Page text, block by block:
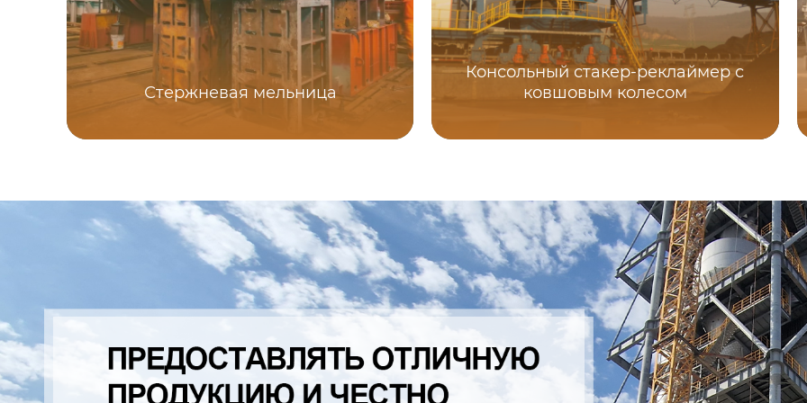
Стержневая мельница
Консольный стакер-реклаймер с
ковшовым колесом